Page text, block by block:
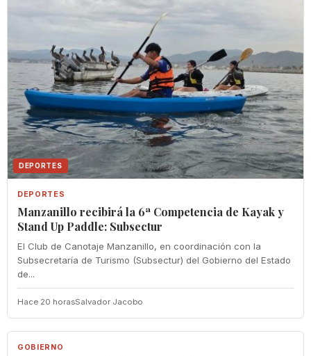
DEPORTES
DEPORTES
Manzanillo recibirá la 6ª Competencia de Kayak y
Stand Up Paddle: Subsectur
El Club de Canotaje Manzanillo, en coordinación con la
Subsecretaría de Turismo (Subsectur) del Gobierno del Estado
de...
Hace 20 horasSalvador Jacobo
GOBIERNO
GOBIERNO